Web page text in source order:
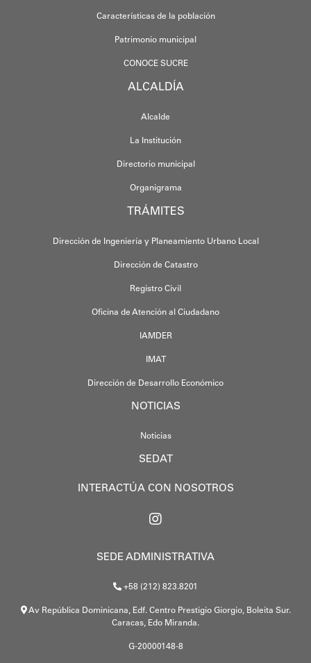
Características de la población
Patrimonio municipal
CONOCE SUCRE
ALCALDÍA
Alcalde
La Institución
Directorio municipal
Organigrama
TRÁMITES
Dirección de Ingeniería y Planeamiento Urbano Local
Dirección de Catastro
Registro Civil
Oficina de Atención al Ciudadano
IAMDER
IMAT
Dirección de Desarrollo Económico
NOTICIAS
Noticias
SEDAT
INTERACTÚA CON NOSOTROS
SEDE ADMINISTRATIVA
+58 (212) 823.8201
Av República Dominicana, Edf. Centro Prestigio Giorgio, Boleita Sur.
Caracas, Edo Miranda.
G-20000148-8